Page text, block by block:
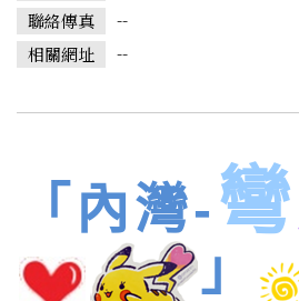
聯絡傳真
--
相關網址
--
「 內灣-彎
」